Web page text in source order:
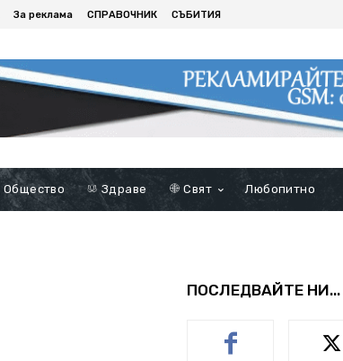
За реклама СПРАВОЧНИК СЪБИТИЯ
Общество Здраве Свят Любопитно
ПОСЛЕДВАЙТЕ НИ...